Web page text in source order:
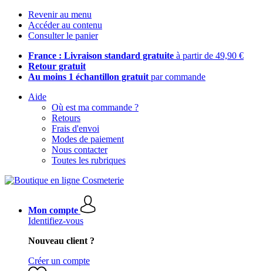
Revenir au menu
Accéder au contenu
Consulter le panier
France : Livraison standard gratuite à partir de 49,90 €
Retour gratuit
Au moins 1 échantillon gratuit par commande
Aide
Où est ma commande ?
Retours
Frais d'envoi
Modes de paiement
Nous contacter
Toutes les rubriques
Mon compte
Identifiez-vous
Nouveau client ?
Créer un compte